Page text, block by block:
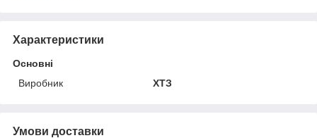
Характеристики
Основні
Виробник
ХТЗ
Умови доставки